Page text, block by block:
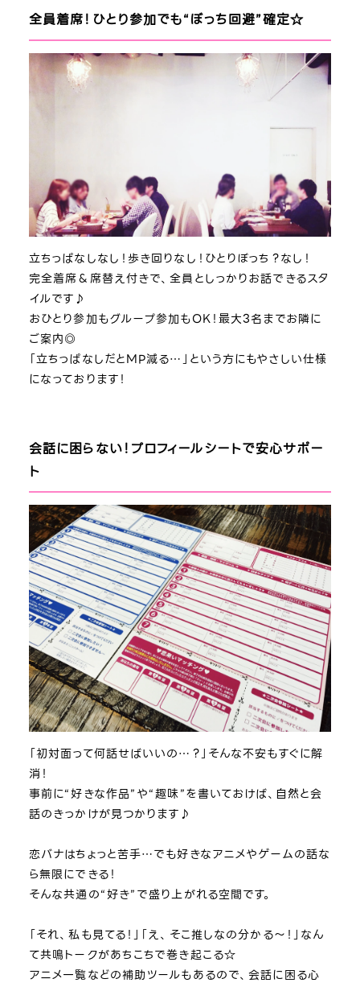
全員着席！ひとり参加でも“ぼっち回避”確定☆
立ちっぱなしなし！歩き回りなし！ひとりぼっち？なし！
完全着席＆席替え付きで、全員としっかりお話できるスタ
イルです♪
おひとり参加もグループ参加もOK！最大3名までお隣に
ご案内◎
「立ちっぱなしだとMP減る…」という方にもやさしい仕様
になっております！
会話に困らない！プロフィールシートで安心サポー
ト
「初対面って何話せばいいの…？」そんな不安もすぐに解
消！
事前に“好きな作品”や“趣味”を書いておけば、自然と会
話のきっかけが見つかります♪
恋バナはちょっと苦手…でも好きなアニメやゲームの話な
ら無限にできる！
そんな共通の“好き”で盛り上がれる空間です。
「それ、私も見てる！」「え、そこ推しなの分かる～！」なん
て共鳴トークがあちこちで巻き起こる☆
アニメ一覧などの補助ツールもあるので、会話に困る心